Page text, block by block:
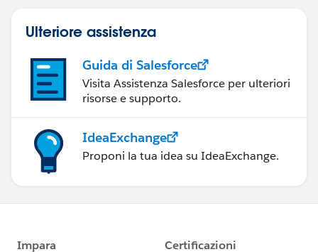
Ulteriore assistenza
Guida di Salesforce
Visita Assistenza Salesforce per ulteriori
risorse e supporto.
IdeaExchange
Proponi la tua idea su IdeaExchange.